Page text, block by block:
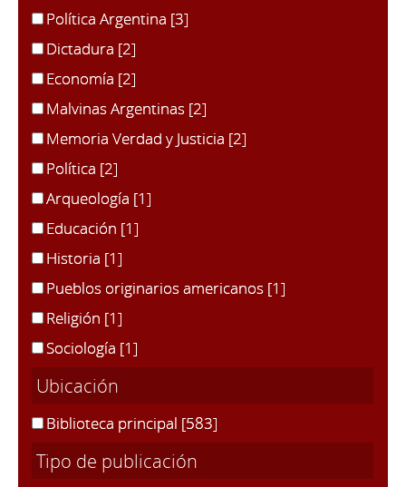
Política Argentina [3]
Dictadura [2]
Economía [2]
Malvinas Argentinas [2]
Memoria Verdad y Justicia [2]
Política [2]
Arqueología [1]
Educación [1]
Historia [1]
Pueblos originarios americanos [1]
Religión [1]
Sociología [1]
Ubicación
Biblioteca principal [583]
Tipo de publicación